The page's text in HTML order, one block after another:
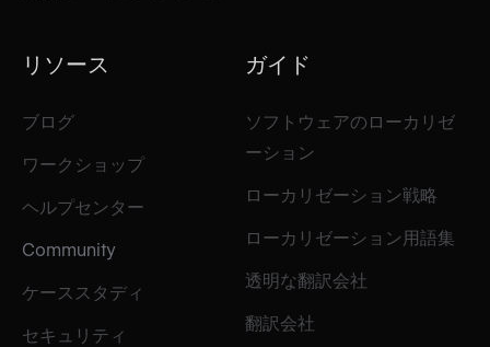
リソース
ブログ
ワークショップ
ヘルプセンター
Community
ケーススタディ
セキュリティ
ガイド
ソフトウェアのローカリゼ
ーション
ローカリゼーション戦略
ローカリゼーション用語集
透明な翻訳会社
翻訳会社